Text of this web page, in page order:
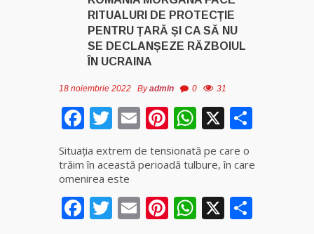
Elena Natașa
magiei
negre
Tămăduitoarea
Vrăjitoarea
RITUALURI DE PROTECȚIE
PENTRU ȚARĂ ȘI CA SĂ NU
SE DECLANȘEZE RĂZBOIUL
ÎN UCRAINA
18 noiembrie 2022 Byadmin 0 31
Facebook
Twitter
EmailPinterest
WhatsApp
X
Situația extrem de tensionată pe care o
trăim în această perioadă tulbure, în care
omenirea este
Facebook
Twitter
EmailPinterest
WhatsApp
X